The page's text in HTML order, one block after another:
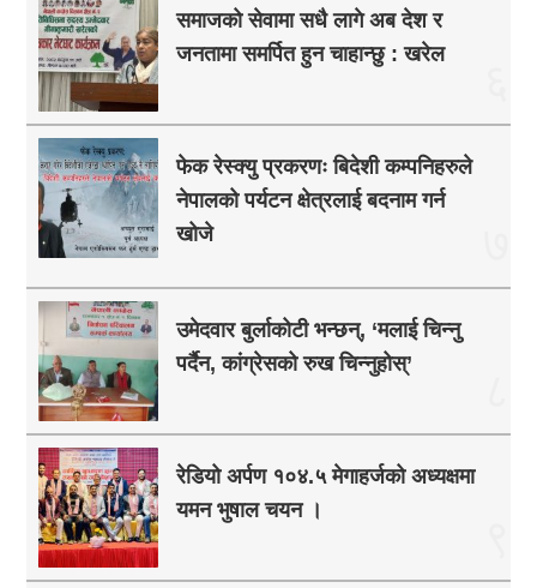
समाजको सेवामा सधै लागे अब देश र
जनतामा समर्पित हुन चाहान्छु : खरेल
फेक रेस्क्यु प्रकरणः बिदेशी कम्पनिहरुले
नेपालको पर्यटन क्षेत्रलाई बदनाम गर्न
खोजे
उमेदवार बुर्लाकोटी भन्छन्, ‘मलाई चिन्नु
पर्दैन, कांग्रेसको रुख चिन्नुहोस्’
रेडियो अर्पण १०४.५ मेगाहर्जको अध्यक्षमा
यमन भुषाल चयन ।